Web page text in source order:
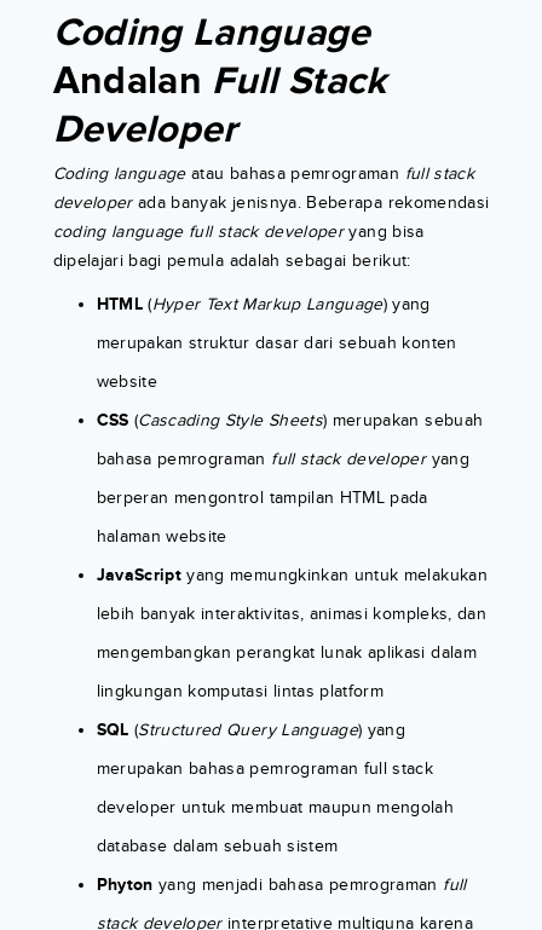
Coding Language
Andalan Full Stack
Developer
Coding languageatau bahasa pemrograman full stack
developerada banyak jenisnya. Beberapa rekomendasi
coding language full stack developeryang bisa
dipelajari bagi pemula adalah sebagai berikut:
HTML(Hyper Text Markup Language) yang
merupakan struktur dasar dari sebuah konten
website
CSS (Cascading Style Sheets) merupakan sebuah
bahasa pemrograman full stack developeryang
berperan mengontrol tampilan HTML pada
halaman website
JavaScript yang memungkinkan untuk melakukan
lebih banyak interaktivitas, animasi kompleks, dan
mengembangkan perangkat lunak aplikasi dalam
lingkungan komputasi lintas platform
SQL (Structured Query Language) yang
merupakan bahasa pemrograman full stack
developer untuk membuat maupun mengolah
database dalam sebuah sistem
Phyton yang menjadi bahasa pemrograman full
stack developerinterpretative multiguna karena